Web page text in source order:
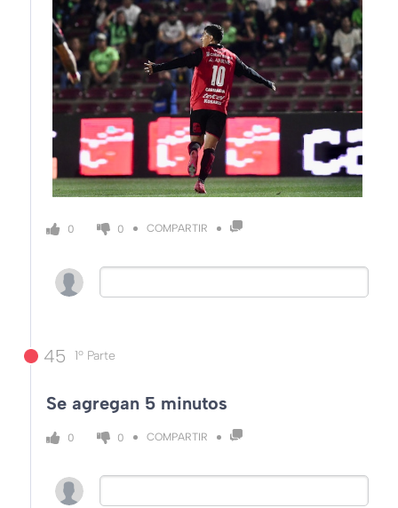
0 0 COMPARTIR
45 1º Parte
Se agregan 5 minutos
0 0 COMPARTIR